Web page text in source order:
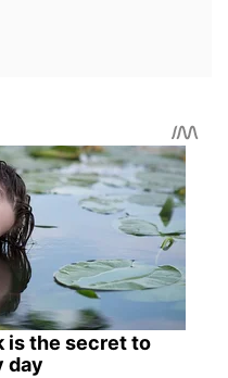
is the secret to
day